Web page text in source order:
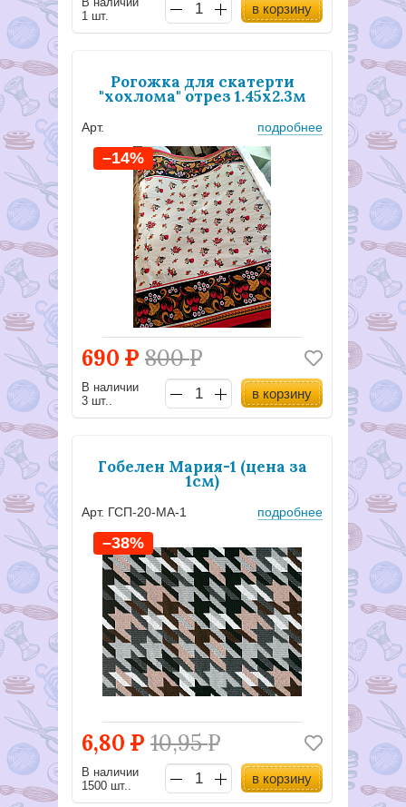
1 шт.
в корзину
Рогожка для скатерти
"хохлома" отрез 1.45х2.3м
Арт. подробнее
690 Р 800Р
–14%
В наличии
3 шт..
в корзину
Гобелен Мария-1 (цена за
1см)
Арт. ГСП-20-МА-1 подробнее
6,80 Р 10,95Р
–38%
В наличии
1500 шт..
в корзину